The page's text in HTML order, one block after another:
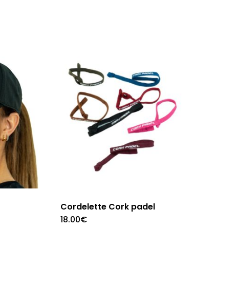
Cordelette Cork padel
18.00€